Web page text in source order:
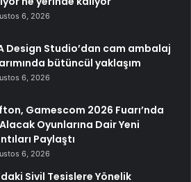
6, 2026
Design Studio’dan cam ambalaj
bütüncül yaklaşım
6, 2026
Gamescom 2026 Fuarı’nda
Oyunlarına Dair Yeni
Paylaştı
6, 2026
Sivil Tesislere Yönelik